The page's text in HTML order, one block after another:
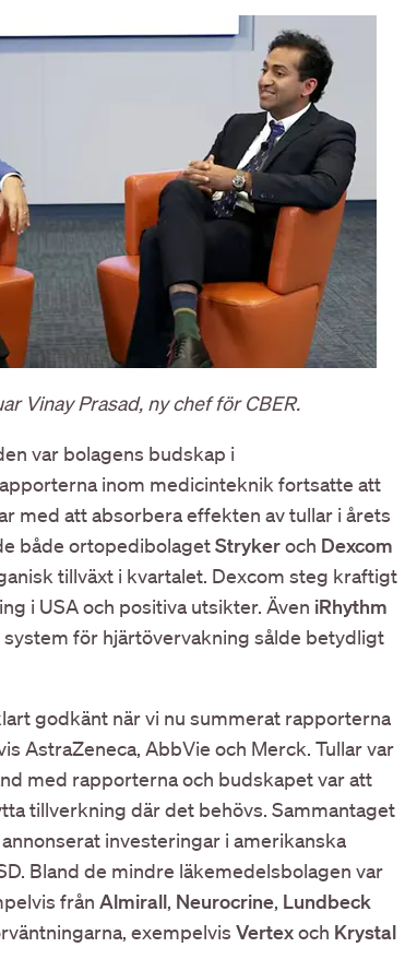
Vinay Prasad, ny chef för CBER.
var bolagens budskap i
inom medicinteknik fortsatte att
med att absorbera effekten av tullar i årets
både ortopedibolagetStrykeroch Dexcom
tillväxt i kvartalet. Dexcom steg kraftigt
i USA och positiva utsikter. Även iRhythm
för hjärtövervakning sålde betydligt
godkänt när vi nu summerat rapporterna
AstraZeneca, AbbVie och Merck. Tullar var
med rapporterna och budskapet var att
tillverkning där det behövs. Sammantaget
investeringar i amerikanska
Bland de mindre läkemedelsbolagen var
från Almirall, Neurocrine, Lundbeck
exempelvis Vertexoch Krystal